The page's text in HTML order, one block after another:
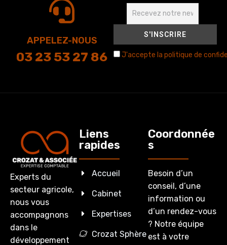
APPELEZ-NOUS
03 23 53 27 86 J'accepte la politique de
Experts du
secteur agricole,
nous vous
accompagnons
dans le
développement
Liens
rapides
Accueil
Cabinet
Expertises
Crozat Sphère
Coordonnée
s
Besoin d’un
conseil, d’une
information ou
d’un rendez-vous
? Notre équipe
est à votre